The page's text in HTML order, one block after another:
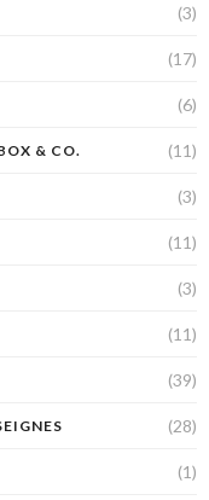
(3)
(17)
(6)
& CO. (11)
(3)
(11)
(3)
(11)
(39)
(28)
(1)